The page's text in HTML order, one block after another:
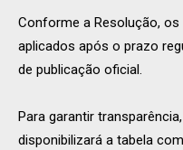
Conforme a Resolução,
aplicados após o prazo
de publicação oficial.
Para garantir
disponibilizará a tabela